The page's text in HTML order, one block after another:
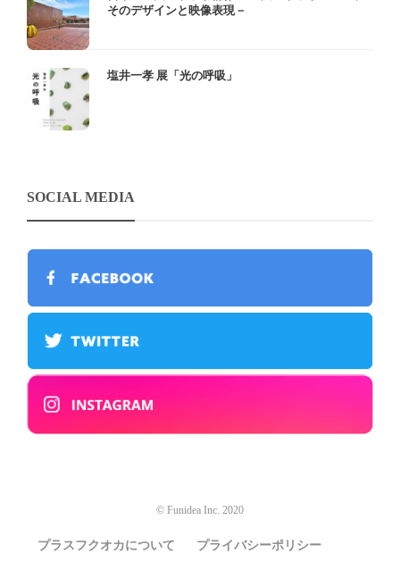
そのデザインと映像表現－
塩井一孝 展「光の呼吸」
SOCIAL MEDIA
© Funidea Inc. 2020
プラスフクオカについて プライバシーポリシー